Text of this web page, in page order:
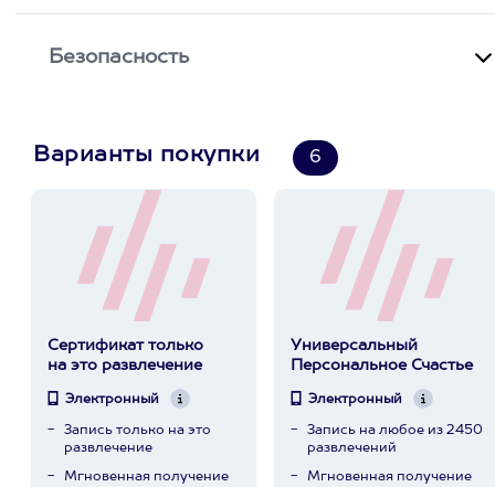
Безопасность
Варианты покупки 6
Сертификат только
на это развлечение
Электронный
Запись только на это
развлечение
Мгновенная получение
Универсальный
Персональное Счастье
Электронный
Запись на любое из 2450
развлечений
Мгновенная получение